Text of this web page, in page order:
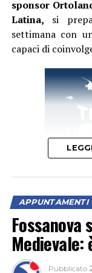
sponsor
Latina, si
settimana con
capaci di
Il primo
sabato 8 agosto
momento
APPUNTAMENTI
Medievale:
Pubblicato